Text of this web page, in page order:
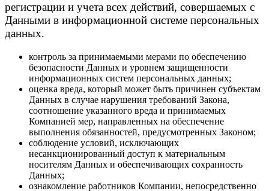
регистрации и учета всех действий, совершаемых с
Данными в информационной системе персональных
данных.
контроль за принимаемыми мерами по обеспечению
безопасности Данных и уровнем защищенности
информационных систем персональных данных;
оценка вреда, который может быть причинен субъектам
Данных в случае нарушения требований Закона,
соотношение указанного вреда и принимаемых
Компанией мер, направленных на обеспечение
выполнения обязанностей, предусмотренных Законом;
соблюдение условий, исключающих
несанкционированный доступ к материальным
носителям Данных и обеспечивающих сохранность
Данных;
ознакомление работников Компании, непосредственно